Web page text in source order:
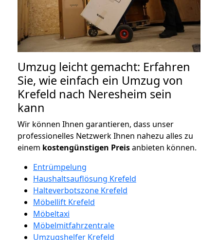
Umzug leicht gemacht: Erfahren
Sie, wie einfach ein Umzug von
Krefeld nach Neresheim sein
kann
Wir können Ihnen garantieren, dass unser
professionelles Netzwerk Ihnen nahezu alles zu
einem kostengünstigen Preisanbieten können.
Entrümpelung
Haushaltsauflösung Krefeld
Halteverbotszone Krefeld
Möbellift Krefeld
Möbeltaxi
Möbelmitfahrzentrale
Umzugshelfer Krefeld